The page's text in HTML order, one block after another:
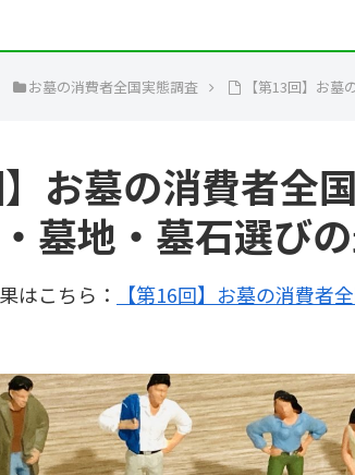
お墓の消費者全国実態調査 【第13回】お
】お墓の消費者全
墓地・墓石選び
はこちら：
【第16回】お墓の消費者